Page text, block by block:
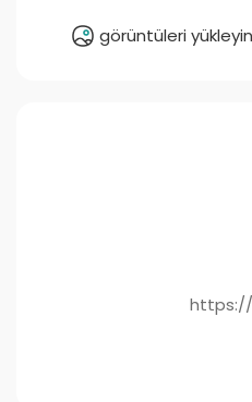
görüntüleri yükleyin
https://